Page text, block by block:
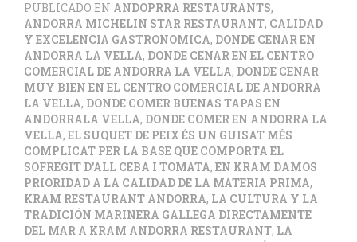
PUBLICADO EN ANDOPRRA RESTAURANTS,
ANDORRA MICHELIN STAR RESTAURANT, CALIDAD
Y EXCELENCIA GASTRONOMICA, DONDE CENAR EN
ANDORRA LA VELLA, DONDE CENAR EN EL CENTRO
COMERCIAL DE ANDORRA LA VELLA, DONDE CENAR
MUY BIEN EN EL CENTRO COMERCIAL DE ANDORRA
LA VELLA, DONDE COMER BUENAS TAPAS EN
ANDORRALA VELLA, DONDE COMER EN ANDORRA LA
VELLA, EL SUQUET DE PEIX ÉS UN GUISAT MÉS
COMPLICAT PER LA BASE QUE COMPORTA EL
SOFREGIT D’ALL CEBA I TOMATA, EN KRAM DAMOS
PRIORIDAD A LA CALIDAD DE LA MATERIA PRIMA,
KRAM RESTAURANT ANDORRA, LA CULTURA Y LA
TRADICIÓN MARINERA GALLEGA DIRECTAMENTE
DEL MAR A KRAM ANDORRA RESTAURANT, LA